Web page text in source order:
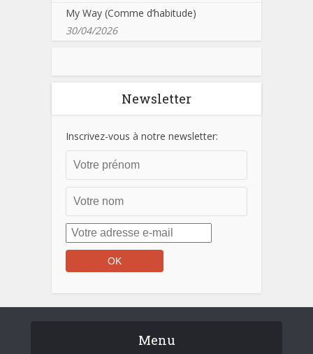
My Way (Comme d’habitude)
30/04/2026
Newsletter
Inscrivez-vous à notre newsletter:
Menu